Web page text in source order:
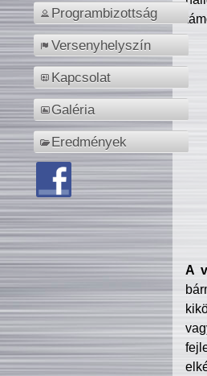
Programbizottság
Versenyhelyszín
Kapcsolat
Galéria
Eredmények
A